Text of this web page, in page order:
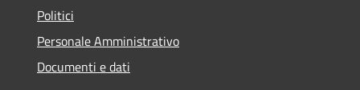
Politici
Personale Amministrativo
Documenti e dati